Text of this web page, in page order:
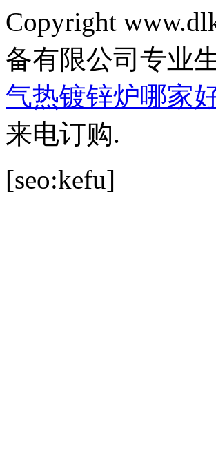
Copyright
备有限公司专业
气热镀锌炉哪家
来电订购.
[seo:kefu]